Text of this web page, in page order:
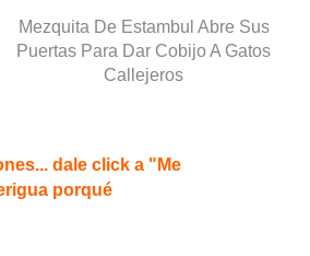
Mezquita De Estambul Abre Sus
Puertas Para Dar Cobijo A Gatos
Callejeros
dale click a "Me
porqué